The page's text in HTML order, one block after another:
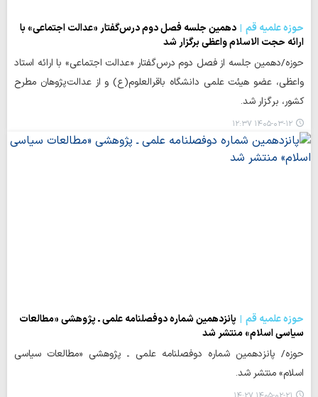
حوزه علمیه قم
دهمین جلسه فصل دوم درس‌گفتار «عدالت اجتماعی» با
ارائه حجت الاسلام واعظی برگزار شد
حوزه/دهمین جلسه از فصل دوم درس‌گفتار «عدالت اجتماعی» با ارائه استاد
واعظی، عضو هیئت علمی دانشگاه باقرالعلوم(ع) و از عدالت‌پژوهان مطرح
کشور، برگزار شد.
۱۴۰۵-۰۳-۱۲ ۱۲:۳۷
حوزه علمیه قم
پانزدهمین شماره دوفصلنامه علمی ـ پژوهشی «مطالعات
سیاسی اسلام» منتشر شد
حوزه/ پانزدهمین شماره دوفصلنامه علمی ـ پژوهشی «مطالعات سیاسی
اسلام» منتشر شد.